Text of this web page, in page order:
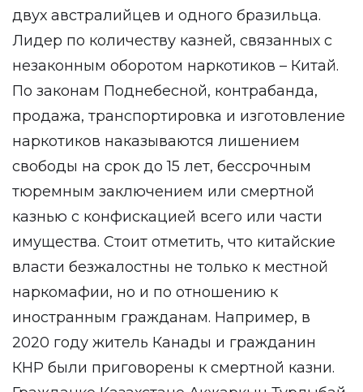
двух австралийцев и одного бразильца.
Лидер по количеству казней, связанных с
незаконным оборотом наркотиков – Китай.
По законам Поднебесной, контрабанда,
продажа, транспортировка и изготовление
наркотиков наказываются лишением
свободы на срок до 15 лет, бессрочным
тюремным заключением или смертной
казнью с конфискацией всего или части
имущества. Стоит отметить, что китайские
власти безжалостны не только к местной
наркомафии, но и по отношению к
иностранным гражданам. Например, в
2020 году житель Канады и гражданин
КНР были приговорены к смертной казни.